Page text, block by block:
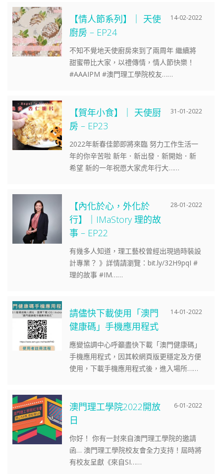
【情人節系列】｜ 天使
廚房 – EP24
14-02-2022
不知不覺地天使廚房來到了兩周年 繼續將
甜蜜帶比大家，以禮傳情，情人節快樂！
#AAAIPM #澳門理工學院校友……
【賀年小食】｜ 天使厨
房 – EP23
31-01-2022
2022年新春佳節即將來臨 努力工作生活一
年的你辛苦啦 新年．新出發．新開始．新
希望 新的一年祝愿大家虎年行大……
【內化於心，外化於
行】｜IMaStory 理的故
事 – EP22
28-01-2022
有幾多人知道，理工藝校曾經出現過時裝設
計專業？ 》詳情請瀏覽：bit.ly/32H9pqI #
理的故事 #IM……
請儘快下載使用「澳門
健康碼」手機應用程式
14-01-2022
應變協調中心呼籲盡快下載「澳門健康碼」
手機應用程式，因其較網頁版更穩定及方便
使用，下載手機應用程式後，進入場所……
澳門理工學院2022開放
日
6-01-2022
你好！ 你有一封來自澳門理工學院的邀請
函… 澳門理工學院校友會全力支持！屆時將
有校友呈獻《來自SI……